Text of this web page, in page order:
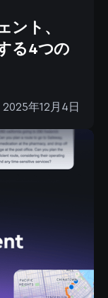
ント、
る4つの
2025年12月4日